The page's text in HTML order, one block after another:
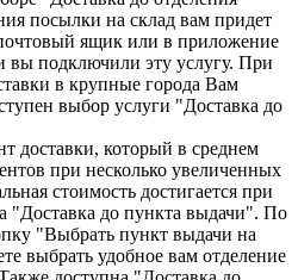
посылки на склад вам придет
ящик или в приложение
вы подключили эту услугу. При
в крупные города Вам
выбор услуги "Доставка до
доставки, который в среднем
при несколько увеличенных
стоимость достигается при
"Доставка до пункта выдачи". По
"Выбрать пункт выдачи на
выбрать удобное вам отделение